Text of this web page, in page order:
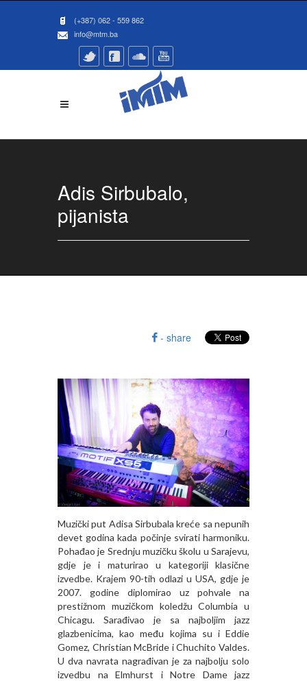
(+387) 062 - 559 862
info@mtm.ba
Adis Sirbubalo,
pijanista
- share
Muzički put Adisa Sirbubala kreće sa nepunih
devet godina kada počinje svirati harmoniku.
Pohađao je Srednju muzičku školu u Sarajevu,
gdje je i maturirao u kategoriji klasične
izvedbe. Krajem 90-tih odlazi u USA, gdje je
2007. godine diplomirao uz pohvale na
prestižnom muzičkom koledžu Columbia u
Chicagu. Sarađivao je sa najboljim jazz
glazbenicima, kao među kojima su i Eddie
Gomez, Christian McBride i Chuchito Valdes.
U dva navrata nagrađivan je za najbolju solo
izvedbu na Elmhurst i Notre Dame jazz